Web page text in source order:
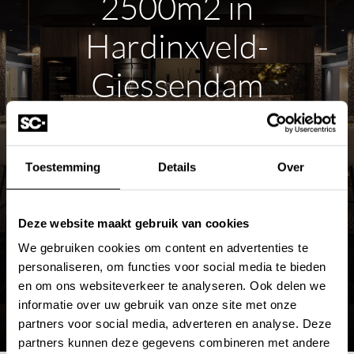
Toestemming Details Over
Deze website maakt gebruik van cookies
We gebruiken cookies om content en advertenties te
personaliseren, om functies voor social media te bieden
en om ons websiteverkeer te analyseren. Ook delen we
informatie over uw gebruik van onze site met onze
partners voor social media, adverteren en analyse. Deze
partners kunnen deze gegevens combineren met andere
Hardinxveld-
Giessendam
MEER OVER DE SHOWROOM